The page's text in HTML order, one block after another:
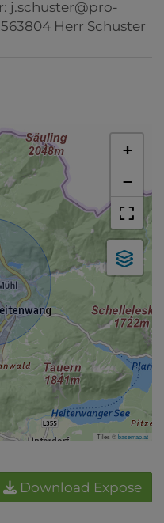
j.schuster@pro-
Herr Schuster
+
−
Tiles ©basemap.at
Download Expose